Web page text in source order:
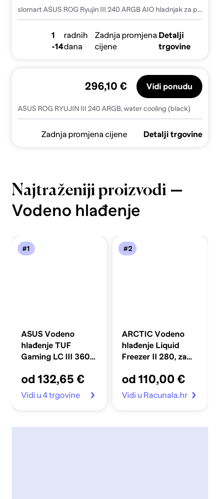
slomart ASUS ROG Ryujin III 240 ARGB AIO hladnjak za procesor, 12 cm, crni
1
-14
radnih
dana
Zadnja promjena
cijene
Detalji
trgovine
ASUS ROG RYUJIN III 240 ARGB, water cooling (black)
296,10 € Vidi ponudu
Zadnja promjena cijene Detalji trgovine
Najtraženiji proizvodi —
Vodeno hlađenje
#1
ASUS Vodeno
hlađenje TUF
Gaming LC III 360
od 132,65 €
Vidi u 4 trgovine
#2
ARCTIC Vodeno
hlađenje Liquid
Freezer II 280, za
od 110,00 €
Vidi u Racunala.hr